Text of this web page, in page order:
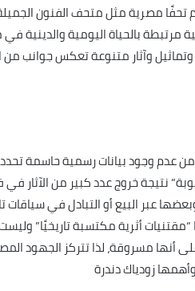
مصرية مثل متحف الفنون
مرتبطة بالحياة اليومية والدينية
وآثار متنوعة تعكس جوانب من
عدم وجود بيانات رسمية حاسمة
نتيجة خروج عدد كبير من الآثار
عبر البيع أو التبادل في
“مقتنيات أثرية مكتسبة تاريخيًا”
أنها مسروقة، لذا تتركز الجهود
زودياك دندرة